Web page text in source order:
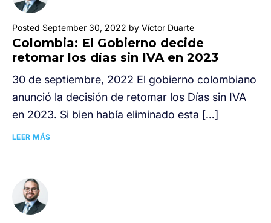
Posted September 30, 2022 by Víctor Duarte
Colombia: El Gobierno decide
retomar los días sin IVA en 2023
30 de septiembre, 2022 El gobierno colombiano
anunció la decisión de retomar los Días sin IVA
en 2023. Si bien había eliminado esta […]
LEER MÁS